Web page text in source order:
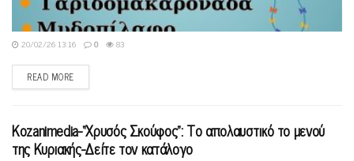
20/02/26 13:16 0 83
READ MORE
Kozanimedia-“Xρυσός Σκούφος”: Το απολαυστικό το μενού
της Κυριακής-Δείτε τον κατάλογο